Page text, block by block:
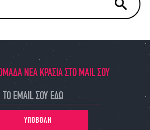
ΕΙΣΟΔΟΣ ΜΕ FACEBOOK
ΑΠΟ ΟΛΟ ΤΟΝ ΚΟΣΜΟ ΣΤΗΝ ΠΟΡΤΑ ΣΟΥ ΣΕ
ΝΕΑ ΚΡΑΣΙΑ ΣΤΟ MAIL ΣΟΥ
ΥΠΟΒΟΛΗ